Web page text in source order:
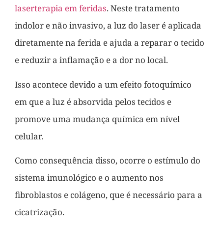
laserterapia em feridas. Neste tratamento
indolor e não invasivo, a luz do laser é aplicada
diretamente na ferida e ajuda a reparar o tecido
e reduzir a inflamação e a dor no local.
Isso acontece devido a um efeito fotoquímico
em que a luz é absorvida pelos tecidos e
promove uma mudança química em nível
celular.
Como consequência disso, ocorre o estímulo do
sistema imunológico e o aumento nos
fibroblastos e colágeno, que é necessário para a
cicatrização.